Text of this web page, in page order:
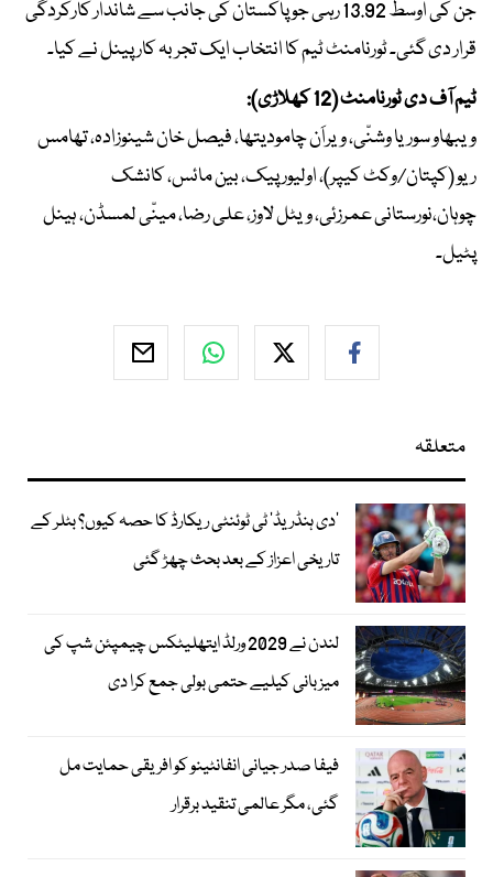
جن کی اوسط 13.92 رہی جو پاکستان کی جانب سے شاندار کارکردگی
قرار دی گئی۔ ٹورنامنٹ ٹیم کا انتخاب ایک تجربہ کار پینل نے کیا۔
ٹیم آف دی ٹورنامنٹ (12 کھلاڑی):
ویبھاو سوریا وشنّی، ویراَن چامودیتھا، فیصل خان شینوزادہ، تھامس
ریو (کپتان/وکٹ کیپر)، اولیور پیک، بین مائس، کانشک
چوہان،نورستانی عمرزئی، ویٹل لاوز، علی رضا، مینّی لمسڈن، ہینل
پٹیل۔
متعلقہ
’دی ہنڈریڈ‘ ٹی ٹوئنٹی ریکارڈ کا حصہ کیوں؟ بٹلر کے
تاریخی اعزاز کے بعد بحث چھڑ گئی
لندن نے 2029 ورلڈ ایتھلیٹکس چیمپئن شپ کی
میزبانی کیلیے حتمی بولی جمع کرا دی
فیفا صدر جیانی انفانٹینو کو افریقی حمایت مل
گئی، مگر عالمی تنقید برقرار